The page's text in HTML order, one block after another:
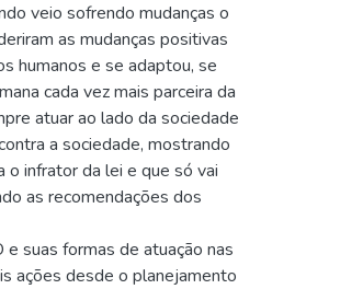
veio sofrendo mudanças o
as mudanças positivas
humanos e se adaptou, se
cada vez mais parceira da
atuar ao lado da sociedade
a sociedade, mostrando
o infrator da lei e que só vai
as recomendações dos
suas formas de atuação nas
ações desde o planejamento